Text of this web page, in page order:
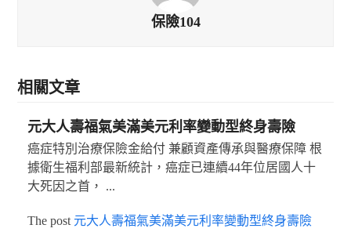
保險104
相關文章
元大人壽福氣美滿美元利率變動型終身壽險
癌症特別治療保險金給付 兼顧資產傳承與醫療保障 根
據衛生福利部最新統計，癌症已連續44年位居國人十
大死因之首， ...
The post 元大人壽福氣美滿美元利率變動型終身壽險